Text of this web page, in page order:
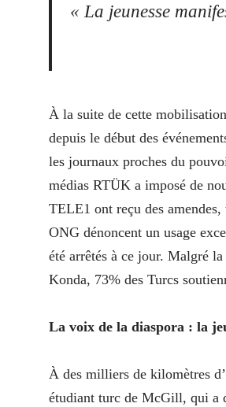
« La jeunesse
À la suite de cette
depuis le début des
les journaux proches du
médias RTÜK a imposé de
TELE1 ont reçu des
ONG dénoncent un usage
été arrêtés à ce jour. Malgré
Konda, 73% des Turcs
La voix de la diaspora : la
À des milliers de kilomètres
étudiant turc de McGill, qui a